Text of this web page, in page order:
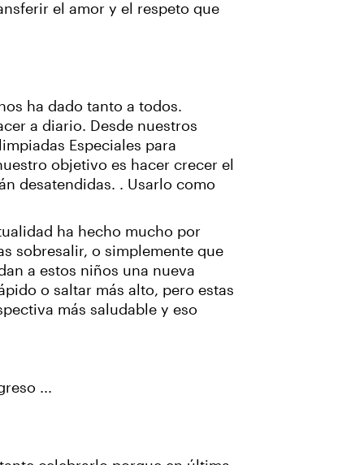
el amor y el respeto que
ha dado tanto a todos.
a diario. Desde nuestros
Especiales para
objetivo es hacer crecer el
desatendidas. . Usarlo como
ha hecho mucho por
sobresalir, o simplemente que
a estos niños una nueva
o saltar más alto, pero estas
más saludable y eso
...